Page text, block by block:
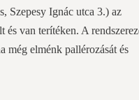
Szepesy Ignác utca 3.) az
van terítéken. A
még elménk pallérozását és